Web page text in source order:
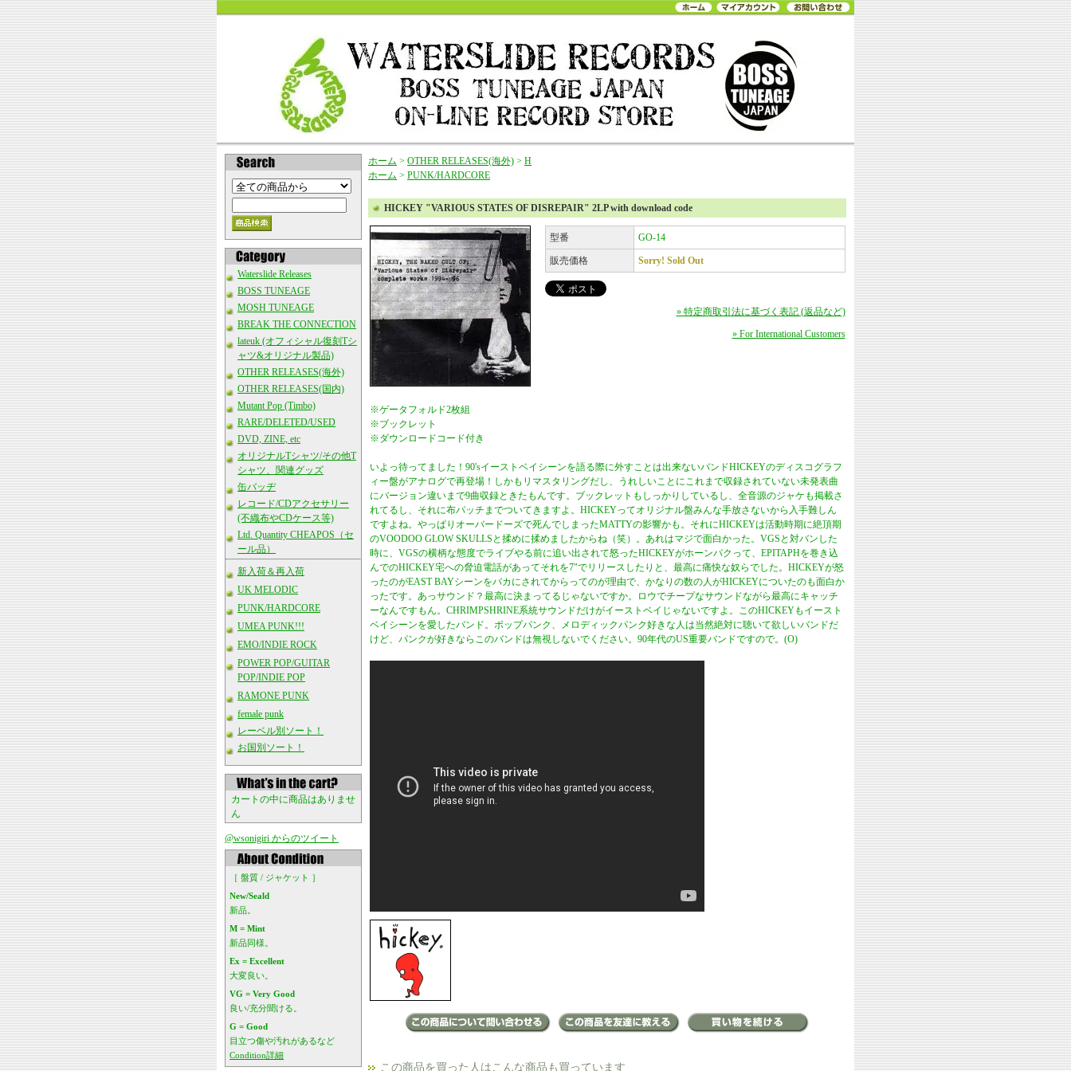
Waterslide Releases
BOSS TUNEAGE
MOSH TUNEAGE
BREAK THE CONNECTION
lateuk (オフィシャル復刻Tシ
ャツ&オリジナル製品)
OTHER RELEASES(海外)
OTHER RELEASES(国内)
Mutant Pop (Timbo)
RARE/DELETED/USED
DVD, ZINE, etc
オリジナルTシャツ/その他T
シャツ、関連グッズ
缶バッヂ
レコード/CDアクセサリー
(不織布やCDケース等)
Ltd. Quantity CHEAPOS（セ
ール品）
新入荷＆再入荷
UK MELODIC
PUNK/HARDCORE
UMEA PUNK!!!
EMO/INDIE ROCK
POWER POP/GUITAR
POP/INDIE POP
RAMONE PUNK
female punk
レーベル別ソート！
お国別ソート！
カートの中に商品はありませ
ん
@wsonigiri からのツイート
［ 盤質 / ジャケット ］
New/Seald
新品。
M = Mint
新品同様。
Ex = Excellent
大変良い。
VG = Very Good
良い/充分聞ける。
G = Good
目立つ傷や汚れがあるなど
Condition詳細
ホーム > OTHER RELEASES(海外) > H
ホーム > PUNK/HARDCORE
HICKEY "VARIOUS STATES OF DISREPAIR" 2LP with download code
型番 GO-14
販売価格 Sorry! Sold Out
» 特定商取引法に基づく表記 (返品など)
» For International Customers
※ゲータフォルド2枚組
※ブックレット
※ダウンロードコード付き
いよっ待ってました！90'sイーストベイシーンを語る際に外すことは出来ないバンドHICKEYのディスコグラフ
ィー盤がアナログで再登場！しかもリマスタリングだし、うれしいことにこれまで収録されていない未発表曲
にバージョン違いまで9曲収録ときたもんです。ブックレットもしっかりしているし、全音源のジャケも掲載さ
れてるし、それに布パッチまでついてきますよ。HICKEYってオリジナル盤みんな手放さないから入手難しん
ですよね。やっぱりオーバードーズで死んでしまったMATTYの影響かも。それにHICKEYは活動時期に絶頂期
のVOODOO GLOW SKULLSと揉めに揉めましたからね（笑）。あれはマジで面白かった。VGSと対バンした
時に、VGSの横柄な態度でライブやる前に追い出されて怒ったHICKEYがホーンパクって、EPITAPHを巻き込
んでのHICKEY宅への脅迫電話があってそれを7"でリリースしたりと、最高に痛快な奴らでした。HICKEYが怒
ったのがEAST BAYシーンをバカにされてからってのが理由で、かなりの数の人がHICKEYについたのも面白か
ったです。あっサウンド？最高に決まってるじゃないですか。ロウでチープなサウンドながら最高にキャッチ
ーなんですもん。CHRIMPSHRINE系統サウンドだけがイーストベイじゃないですよ。このHICKEYもイースト
ベイシーンを愛したバンド。ポップパンク、メロディックパンク好きな人は当然絶対に聴いて欲しいバンドだ
けど、パンクが好きならこのバンドは無視しないでください。90年代のUS重要バンドですので。(O)
この商品を買った人はこんな商品も買っています